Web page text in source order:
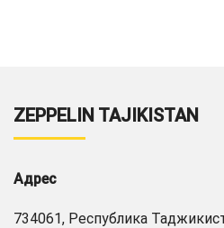
ZEPPELIN TAJIKISTAN
Адрес
734061, Республика